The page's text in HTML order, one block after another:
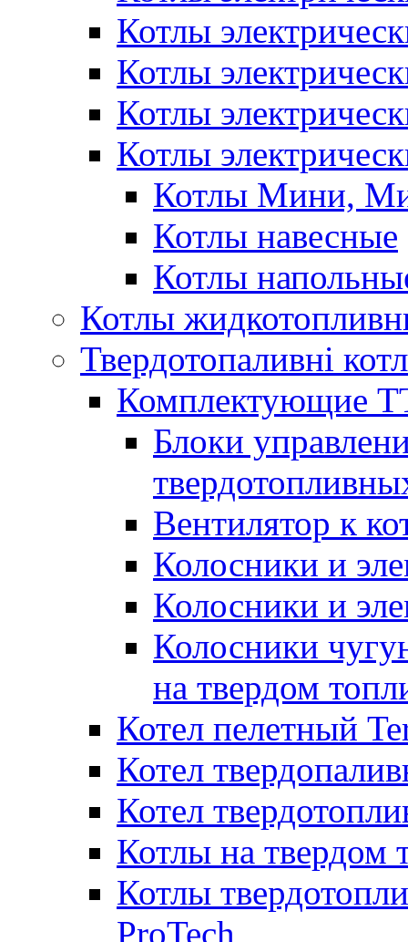
Котлы
Котлы
Котлы
Котлы
Котлы Мини,
Котлы навесные
Котлы
Котлы
Твердотопаливні
Комплектующие
Блоки
Вентилятор к
Колосники и
Колосники и
Колосники
на твердом
Котел пелетный
Котел
Котел
Котлы на твердом
Котлы
ProTech